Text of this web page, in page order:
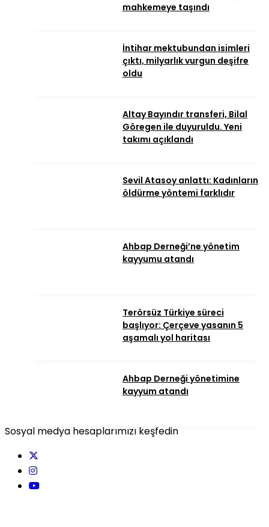
mahkemeye taşındı
İntihar mektubundan isimleri
çıktı, milyarlık vurgun deşifre
oldu
Altay Bayındır transferi, Bilal
Göregen ile duyuruldu. Yeni
takımı açıklandı
Sevil Atasoy anlattı: Kadınların
öldürme yöntemi farklıdır
Ahbap Derneği’ne yönetim
kayyumu atandı
Terörsüz Türkiye süreci
başlıyor: Çerçeve yasanın 5
aşamalı yol haritası
Ahbap Derneği yönetimine
kayyum atandı
Sosyal medya hesaplarımızı keşfedin